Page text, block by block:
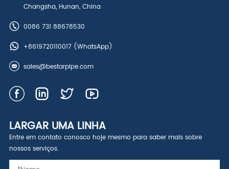
Changsha, Hunan, China
0086 731 88678530
+8619720110017(WhatsApp)
sales@bestarpipe.com
LARGAR UMA LINHA
Entre em contato conosco hoje mesmo para saber mais sobre
nossos serviços.